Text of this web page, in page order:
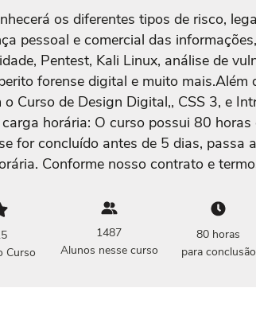
os diferentes tipos de risco,
pessoal e comercial das
Pentest, Kali Linux, análise de
forense digital e muito mais.Além
o Curso de Design Digital,, CSS 3, e
carga horária: O curso possui 80
for concluído antes de 5 dias, passa
Conforme nosso contrato e
Curso
1487
Alunos nesse curso
80 horas
para conclusão